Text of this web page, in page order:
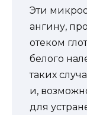
Эти
ангину,
отеком
белого
таких
и,
для